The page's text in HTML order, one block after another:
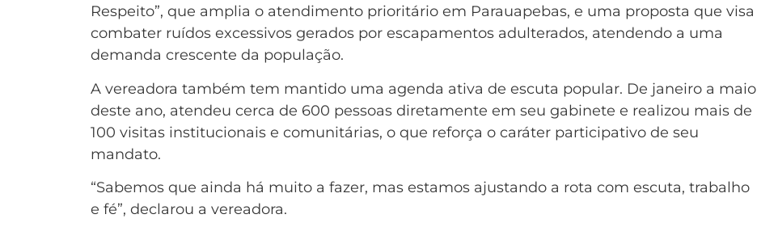
Respeito”, que amplia o atendimento prioritário em Parauapebas, e uma proposta que visa
combater ruídos excessivos gerados por escapamentos adulterados, atendendo a uma
demanda crescente da população.
A vereadora também tem mantido uma agenda ativa de escuta popular. De janeiro a maio
deste ano, atendeu cerca de 600 pessoas diretamente em seu gabinete e realizou mais de
100 visitas institucionais e comunitárias, o que reforça o caráter participativo de seu
mandato.
“Sabemos que ainda há muito a fazer, mas estamos ajustando a rota com escuta, trabalho
e fé”, declarou a vereadora.